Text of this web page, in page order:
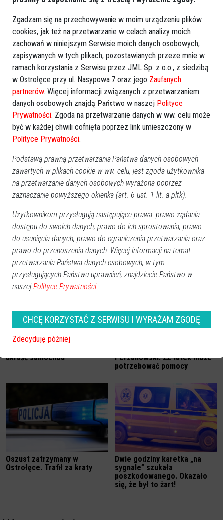
Zobacz również
ukraść samochód
Perzanowski. 22-latek może
potrzebować pomocy
Oszust zatrzymany w
Ostrołęce. Trafił za kraty
Dwie godziny karetka „na
sygnale” szukała
poszkodowanego. Okazało
się, że był to żart!
Zgadzam się na przechowywanie w moim urządzeniu plików
cookies, jak też na przetwarzanie w celach analizy moich
zachowań w niniejszym Serwisie moich danych osobowych,
zapisywanych w tych plikach, pozostawianych przeze mnie w
ramach korzystania z Serwisu przez JML Sp. z o.o., z siedzibą
w Ostrołęce przy ul. Nasypowa 7 oraz jego Zaufanych
partnerów. Więcej informacji związanych z przetwarzaniem
danych osobowych znajdą Państwo w naszej Polityce
Prywatności. Zgoda na przetwarzanie danych w ww. celu może
być w każdej chwili cofnięta poprzez link umieszczony w
Polityce Prywatności.
Podstawą prawną przetwarzania Państwa danych osobowych
zawartych w plikach cookie w ww. celu, jest zgoda użytkownika
na przetwarzanie danych osobowych wyrażona poprzez
zaznaczanie powyższego okienka (art. 6 ust. 1 lit. a pltk).
Użytkownikom przysługują następujące prawa: prawo żądania
dostępu do swoich danych, prawo do ich sprostowania, prawo
do usunięcia danych, prawo do ograniczenia przetwarzania oraz
prawo do przenoszenia danych. Więcej informacji na temat
przetwarzania Państwa danych osobowych, w tym
przysługujących Państwu uprawnień, znajdziecie Państwo w
naszej Polityce Prywatności.
CHCĘ KORZYSTAĆ Z SERWISU I WYRAŻAM ZGODĘ
Zdecyduję później